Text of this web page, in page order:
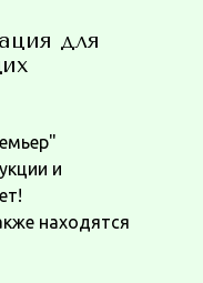
и
находятся
для